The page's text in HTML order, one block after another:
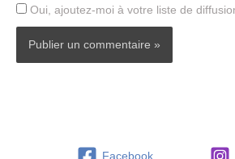
Oui, ajoutez-moi à votre liste de
Facebook